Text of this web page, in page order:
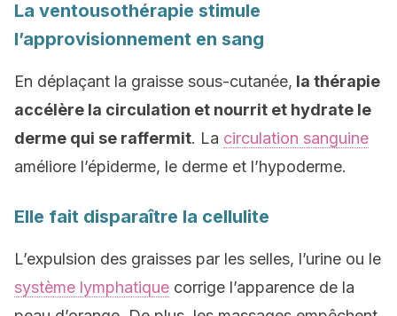
La ventousothérapie stimule
l’approvisionnement en sang
En déplaçant la graisse sous-cutanée, la thérapie
accélère la circulation et nourrit et hydrate le
derme qui se raffermit. La circulation sanguine
améliore l’épiderme, le derme et l’hypoderme.
Elle fait disparaître la cellulite
L’expulsion des graisses par les selles, l’urine ou le
système lymphatique corrige l’apparence de la